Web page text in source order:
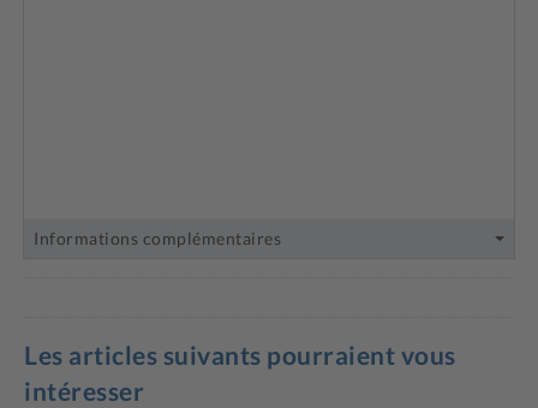
Informations complémentaires
Les articles suivants pourraient vous
intéresser